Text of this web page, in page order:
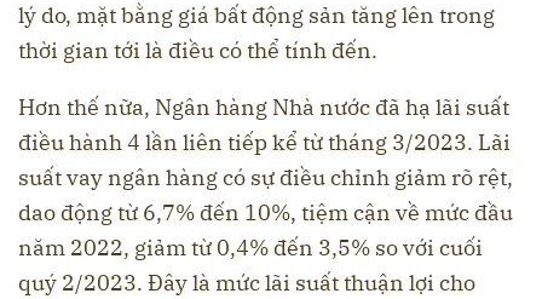
lý do, mặt bằng giá bất động sản tăng lên trong
thời gian tới là điều có thể tính đến.
Hơn thế nữa, Ngân hàng Nhà nước đã hạ lãi suất
điều hành 4 lần liên tiếp kể từ tháng 3/2023. Lãi
suất vay ngân hàng có sự điều chỉnh giảm rõ rệt,
dao động từ 6,7% đến 10%, tiệm cận về mức đầu
năm 2022, giảm từ 0,4% đến 3,5% so với cuối
quý 2/2023. Đây là mức lãi suất thuận lợi cho